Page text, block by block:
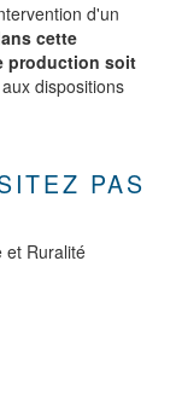
d'un
cette
production soit
dispositions
PAS
et Ruralité